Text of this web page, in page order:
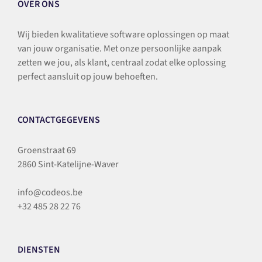
OVER ONS
Wij bieden kwalitatieve software oplossingen op maat
van jouw organisatie. Met onze persoonlijke aanpak
zetten we jou, als klant, centraal zodat elke oplossing
perfect aansluit op jouw behoeften.
CONTACTGEGEVENS
Groenstraat 69
2860 Sint-Katelijne-Waver
info@codeos.be
+32 485 28 22 76
DIENSTEN